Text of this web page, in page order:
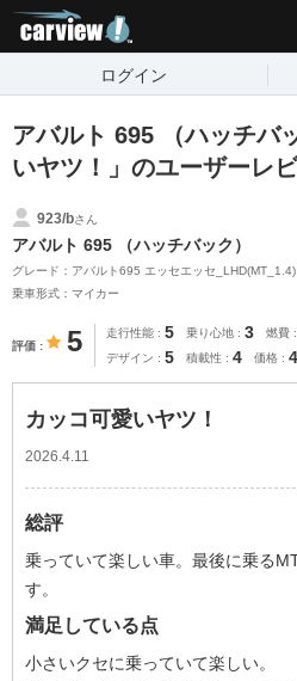
ログイン
アバルト 695 （ハッチバ
いヤツ！」のユーザーレ
923/bさん
アバルト 695 （ハッチバック）
グレード：アバルト695 エッセエッセ
乗車形式：マイカー
評価 5 走行性能 5 乗り心地 3 燃費
デザイン 5 積載性 4 価格 4
カッコ可愛いヤツ！
2026.4.11
総評
乗っていて楽しい車。最後に乗る
す。
満足している点
小さいクセに乗っていて楽しい。